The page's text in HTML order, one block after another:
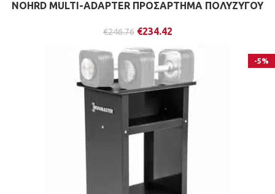
NOHRD MULTI-ADAPTER ΠΡΟΣΑΡΤΗΜΑ ΠΟΛΥΖΥΓΟΥ
€246.76 €234.42
-5%